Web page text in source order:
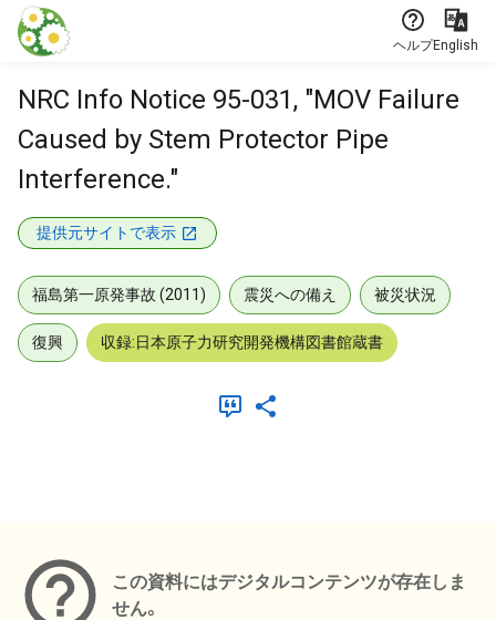
本文に飛ぶ
ヘルプEnglish
NRC Info Notice 95-031, "MOV Failure
Caused by Stem Protector Pipe
Interference."
提供元サイトで表示
福島第一原発事故 (2011) 震災への備え 被災状況
復興 収録:日本原子力研究開発機構図書館蔵書
この資料にはデジタルコンテンツが存在しま
せん。